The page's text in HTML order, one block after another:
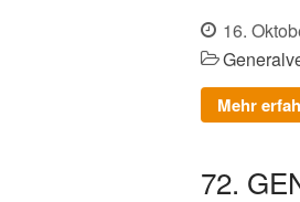
16.
Mehr
72.